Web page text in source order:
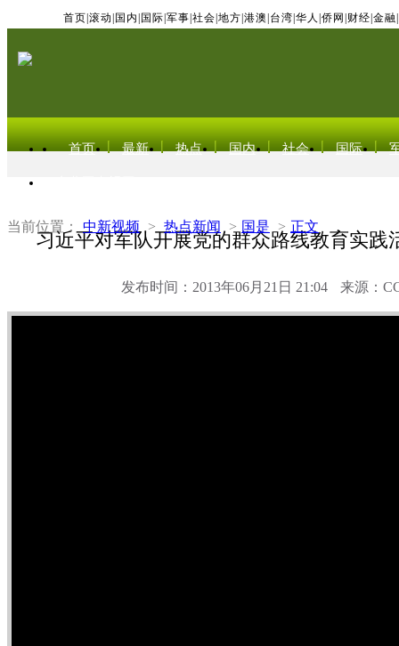
首页 滚动 国内 国际 军事 社会 地方 港澳 台湾 华人 侨网 财经 金融
首页 最新 热点 国内 社会 国际
当前位置： 中新视频 > 热点新闻 > 国是 > 正文
习近平对军队开展党的群众路线教育实践
发布时间：2013年06月21日 21:04 来源：